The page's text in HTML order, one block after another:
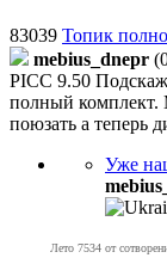
83039 Топик
mebius_dnepr
PICC 9.50
полный комплект.
поюзать а теперь
Уже
Лето 7534 от